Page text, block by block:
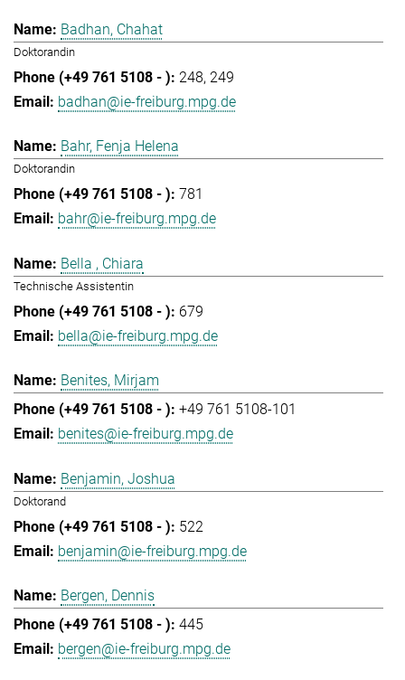
Badhan, Chahat
Doktorandin
248 249
badhan@ie-freiburg.mpg.de
Bahr, Fenja Helena
Doktorandin
781
bahr@ie-freiburg.mpg.de
Bella , Chiara
Technische Assistentin
679
bella@ie-freiburg.mpg.de
Benites, Mirjam
+49 761 5108-101
benites@ie-freiburg.mpg.de
Benjamin, Joshua
Doktorand
522
benjamin@ie-freiburg.mpg.de
Bergen, Dennis
445
bergen@ie-freiburg.mpg.de